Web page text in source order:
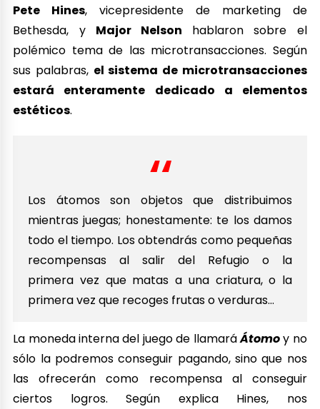
Pete Hines, vicepresidente de marketing de
Bethesda, y Major Nelson hablaron sobre el
polémico tema de las microtransacciones. Según
sus palabras, el sistema de microtransacciones
estará enteramente dedicado a elementos
estéticos.
Los átomos son objetos que distribuimos
mientras juegas; honestamente: te los damos
todo el tiempo. Los obtendrás como pequeñas
recompensas al salir del Refugio o la
primera vez que matas a una criatura, o la
primera vez que recoges frutas o verduras…
La moneda interna del juego de llamaráÁtomoy no
sólo la podremos conseguir pagando, sino que nos
las ofrecerán como recompensa al conseguir
ciertos logros. Según explica Hines, nos